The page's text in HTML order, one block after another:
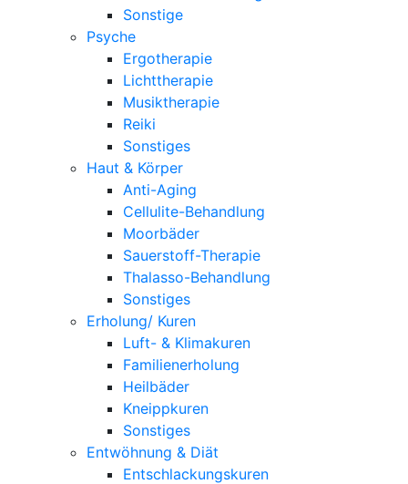
Sonstige
Psyche
Ergotherapie
Lichttherapie
Musiktherapie
Reiki
Sonstiges
Haut & Körper
Anti-Aging
Cellulite-Behandlung
Moorbäder
Sauerstoff-Therapie
Thalasso-Behandlung
Sonstiges
Erholung/ Kuren
Luft- & Klimakuren
Familienerholung
Heilbäder
Kneippkuren
Sonstiges
Entwöhnung & Diät
Entschlackungskuren